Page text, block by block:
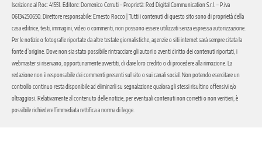
Iscrizione al Roc: 41551. Editore: Domenico Cerruti – Proprietà: Red Digital Communication S.r.l. – P.iva
06134250650. Direttore responsabile: Ernesto Rocco | Tutti i contenuti di questo sito sono di proprietà della
casa editrice, testi, immagini, video o commenti, non possono essere utilizzati senza espressa autorizzazione.
Per le notizie o fotografie riportate da altre testate giornalistiche, agenzie o siti internet sarà sempre citata la
fonte d’origine. Dove non sia stato possibile rintracciare gli autori o aventi diritto dei contenuti riportati, i
webmaster si riservano, opportunamente avvertiti, di dare loro credito o di procedere alla rimozione. La
redazione non è responsabile dei commenti presenti sul sito o sui canali social. Non potendo esercitare un
controllo continuo resta disponibile ad eliminarli su segnalazione qualora gli stessi risultino offensivi e/o
oltraggiosi. Relativamente al contenuto delle notizie, per eventuali contenuti non corretti o non veritieri, è
possibile richiedere l’immediata rettifica a norma di legge.